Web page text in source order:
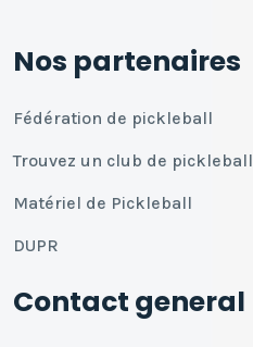
Nos partenaires
Fédération de pickleball
Trouvez un club de pickleball
Matériel de Pickleball
DUPR
Contact general